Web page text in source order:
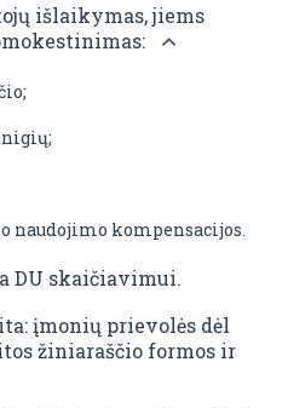
išlaikymas, jiems
naudojimo kompensacijos.
DU skaičiavimui.
įmonių prievolės dėl
žiniaraščio formos ir